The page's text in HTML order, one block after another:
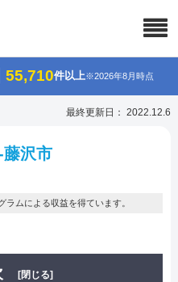
55,710件以上※2026年8月時点
最終更新日： 2022.12.6
沢市
ムによる収益を得ています。
[閉じる]